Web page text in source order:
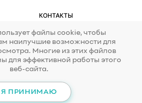
КОНТАКТЫ
Телефон 078 277 717
ул. Тигина, 24
E-mail
office@mirax.md
файлы cookie, чтобы
наилучшие возможности для
Многие из этих файлов
для эффективной работы этого
веб-сайта.
Я ПРИНИМАЮ